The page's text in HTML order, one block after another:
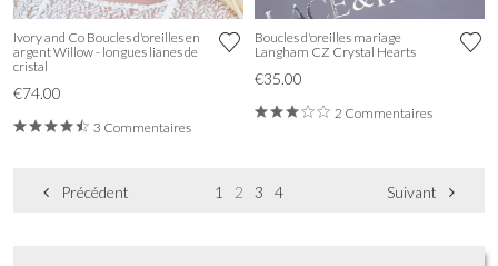
Ivory and Co Boucles d'oreilles en
argent Willow - longues lianes de
cristal
€74.00
3 Commentaires
Boucles d'oreilles mariage
Langham CZ Crystal Hearts
€35.00
2 Commentaires
Précédent 1 2 3 4 Suivant